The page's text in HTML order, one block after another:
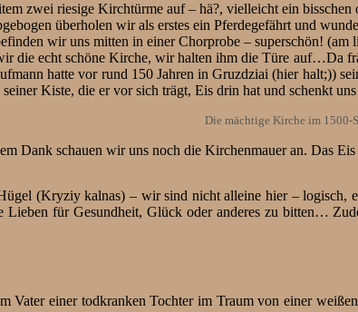
zwei riesige Kirchtürme auf – hä?, vielleicht ein
überholen wir als erstes ein Pferdegefährt und
wir uns mitten in einer Chorprobe – superschön! (am
die echt schöne Kirche, wir halten ihm die Türe auf…Da
hatte vor rund 150 Jahren in Gruzdziai (hier halt;))
Kiste, die er vor sich trägt, Eis drin hat und schenkt
Die mächtige Kirche im 1500-
Dank schauen wir uns noch die Kirchenmauer an. Das
(Kryziy kalnas) – wir sind nicht alleine hier – logisch,
Lieben für Gesundheit, Glück oder anderes zu bitten…
Vater einer todkranken Tochter im Traum von einer